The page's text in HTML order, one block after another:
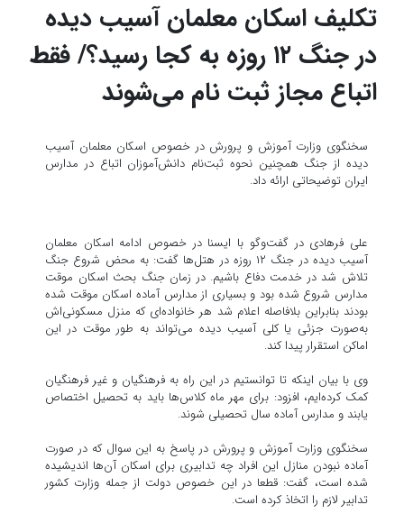
هشدار سطح نارنجی در استان بوشهر صادر شد
تکلیف اسکان معلمان آسیب دیده
در جنگ ۱۲ روزه به کجا رسید؟/ فقط
اتباع مجاز ثبت نام می‌شوند
سخنگوی وزارت آموزش و پرورش در خصوص اسکان معلمان آسیب
دیده از جنگ همچنین نحوه ثبت‌نام دانش‌آموزان اتباع در مدارس
ایران توضیحاتی ارائه داد.
علی فرهادی در گفت‌وگو با ایسنا در خصوص ادامه اسکان معلمان
آسیب دیده در جنگ ۱۲ روزه در هتل‌ها گفت: به محض شروع جنگ
تلاش شد در خدمت دفاع باشیم. در زمان جنگ بحث اسکان موقت
مدارس شروع شده بود و بسیاری از مدارس آماده اسکان موقت شده
بودند بنابراین بلافاصله اعلام شد هر خانواده‌ای که منزل مسکونی‌اش
به‌صورت جزئی یا کلی آسیب دیده می‌تواند به طور موقت در این
اماکن استقرار پیدا کند.
وی با بیان اینکه تا توانستیم در این راه به فرهنگیان و غیر فرهنگیان
کمک کرده‌ایم، افزود: برای مهر ماه کلاس‌ها باید به تحصیل اختصاص
یابند و مدارس آماده سال تحصیلی شوند.
سخنگوی وزارت آموزش و پرورش در پاسخ به این سوال که در صورت
آماده نبودن منازل این افراد چه تدابیری برای اسکان آن‌ها اندیشیده
شده است، گفت: قطعا در این خصوص دولت از جمله وزارت کشور
تدابیر لازم را اتخاذ کرده است.